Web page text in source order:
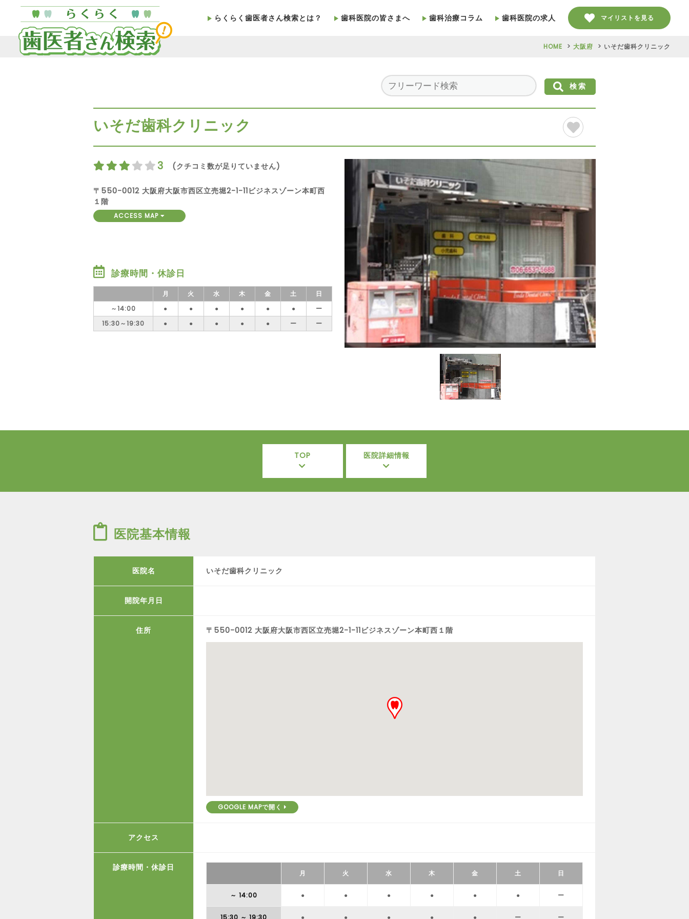
らくらく歯医者さん検索とは？ 歯科医院の皆さまへ 歯科治療コラム 歯科医院の求人 マイリストを見る
HOME 大阪府 いそだ歯科クリニック
検索
いそだ歯科クリニック
3 (クチコミ数が足りていません)
〒550-0012 大阪府大阪市西区立売堀2-1-11ビジネスゾーン本町西
１階
ACCESS MAP
診療時間・休診日
月 火 水 木 金 土
日
～14:00
● ● ● ● ● ●
ー
15:30～19:30
● ● ● ● ● ー ー
TOP 医院詳細情報
医院基本情報
医院名 いそだ歯科クリニック
開院年月日
住所 〒550-0012 大阪府大阪市西区立売堀2-1-11ビジネスゾーン本町西１階
GOOGLE MAPで開く
アクセス
診療時間・休診日
月 火 水 木 金 土 日
～ 14:00 ● ● ● ● ● ● ー
15:30 ～ 19:30 ● ● ● ● ● ー ー